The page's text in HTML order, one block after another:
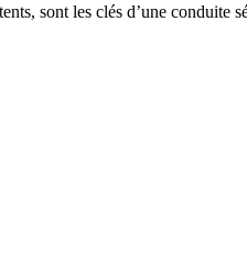
sont les clés d’une conduite